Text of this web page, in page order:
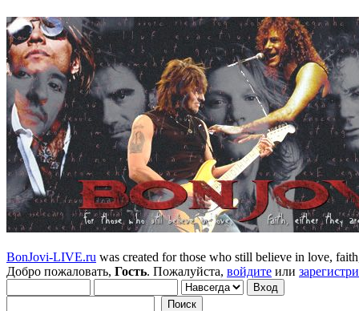
BonJovi-LIVE.ru was created for those who still believe in love,
Добро пожаловать, Гость. Пожалуйста, войдите или